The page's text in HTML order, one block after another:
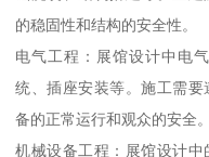
的稳固性和结构的安全性。
电气工程：展馆设计中电
统、插座安装等。施工需
备的正常运行和观众的安全。
机械设备工程：展馆设计